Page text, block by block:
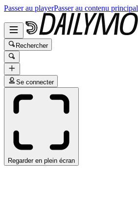
Passer au playerPasser au contenu principal
Rechercher
Se connecter
Regarder en plein écran